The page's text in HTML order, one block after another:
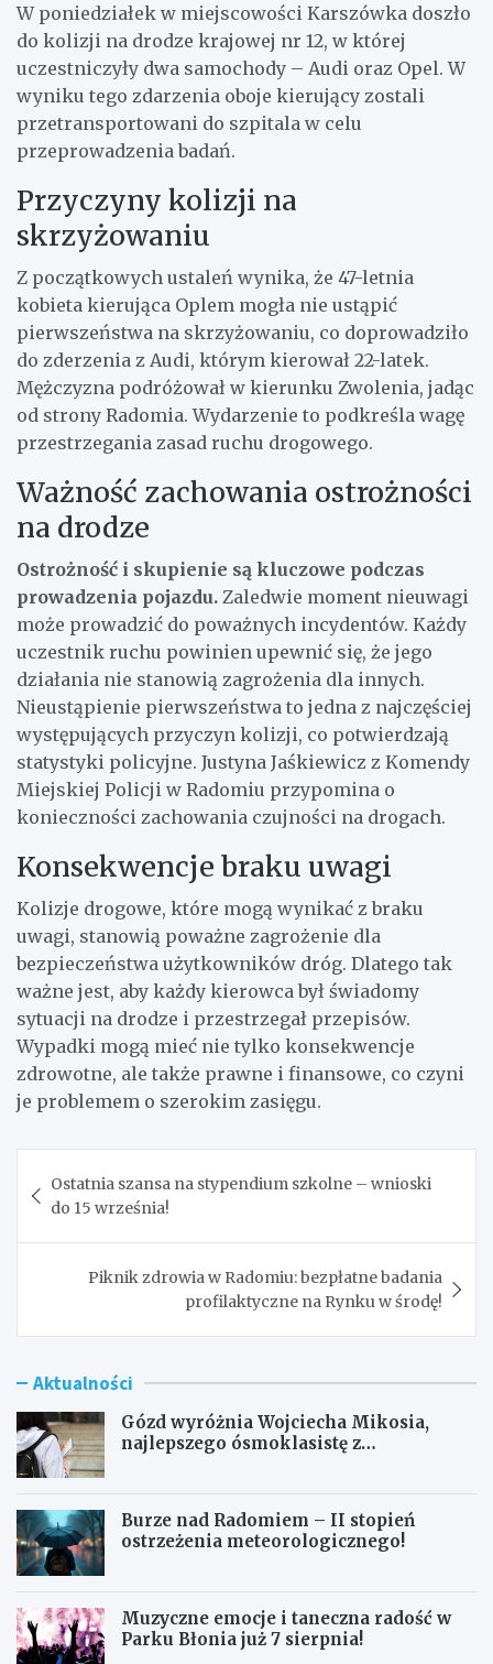
W poniedziałek w miejscowości Karszówka doszło
do kolizji na drodze krajowej nr 12, w której
uczestniczyły dwa samochody – Audi oraz Opel. W
wyniku tego zdarzenia oboje kierujący zostali
przetransportowani do szpitala w celu
przeprowadzenia badań.
Przyczyny kolizji na
skrzyżowaniu
Z początkowych ustaleń wynika, że 47-letnia
kobieta kierująca Oplem mogła nie ustąpić
pierwszeństwa na skrzyżowaniu, co doprowadziło
do zderzenia z Audi, którym kierował 22-latek.
Mężczyzna podróżował w kierunku Zwolenia, jadąc
od strony Radomia. Wydarzenie to podkreśla wagę
przestrzegania zasad ruchu drogowego.
Ważność zachowania ostrożności
na drodze
Ostrożność i skupienie są kluczowe podczas
prowadzenia pojazdu. Zaledwie moment nieuwagi
może prowadzić do poważnych incydentów. Każdy
uczestnik ruchu powinien upewnić się, że jego
działania nie stanowią zagrożenia dla innych.
Nieustąpienie pierwszeństwa to jedna z najczęściej
występujących przyczyn kolizji, co potwierdzają
statystyki policyjne. Justyna Jaśkiewicz z Komendy
Miejskiej Policji w Radomiu przypomina o
konieczności zachowania czujności na drogach.
Konsekwencje braku uwagi
Kolizje drogowe, które mogą wynikać z braku
uwagi, stanowią poważne zagrożenie dla
bezpieczeństwa użytkowników dróg. Dlatego tak
ważne jest, aby każdy kierowca był świadomy
sytuacji na drodze i przestrzegał przepisów.
Wypadki mogą mieć nie tylko konsekwencje
zdrowotne, ale także prawne i finansowe, co czyni
je problemem o szerokim zasięgu.
wpisu
Ostatnia szansa na stypendium szkolne – wnioski
do 15 września!
Piknik zdrowia w Radomiu: bezpłatne badania
profilaktyczne na Rynku w środę!
Aktualności
Gózd wyróżnia Wojciecha Mikosia,
najlepszego ósmoklasistę z
Burze nad Radomiem – II stopień
ostrzeżenia meteorologicznego!
Muzyczne emocje i taneczna radość w
Parku Błonia już 7 sierpnia!